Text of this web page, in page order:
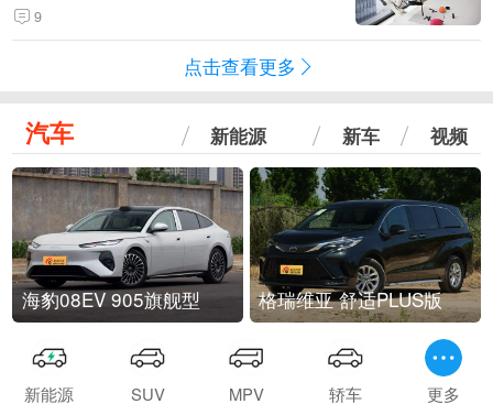
9
点击查看更多
汽车 新能源 新车 视频
海豹08EV 905旗舰型 格瑞维亚 舒适PLUS版
新能源 SUV MPV 轿车 更多